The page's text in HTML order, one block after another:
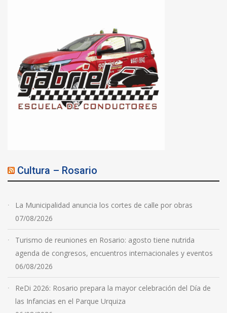
Cultura – Rosario
La Municipalidad anuncia los cortes de calle por obras
07/08/2026
Turismo de reuniones en Rosario: agosto tiene nutrida
agenda de congresos, encuentros internacionales y eventos
06/08/2026
ReDi 2026: Rosario prepara la mayor celebración del Día de
las Infancias en el Parque Urquiza